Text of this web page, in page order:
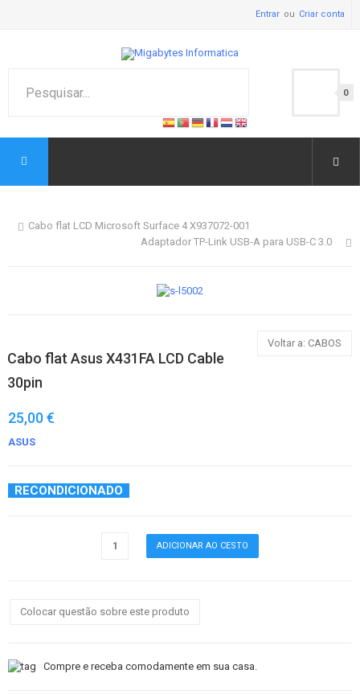
Entrar Criar conta
0
Cabo flat LCD Microsoft Surface 4 X937072-001
Adaptador TP-Link USB-A para USB-C 3.0
Voltar a: CABOS
Cabo flat Asus X431FA LCD Cable
30pin
25,00 €
ASUS
RECONDICIONADO
Colocar questão sobre este produto
Compre e receba comodamente em sua casa.